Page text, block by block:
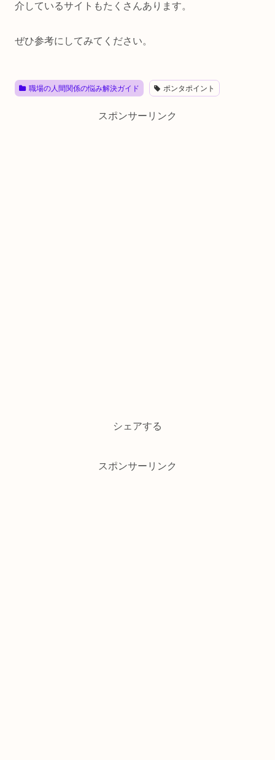
介しているサイトもたくさんあります。
ぜひ参考にしてみてください。
職場の人間関係の悩み解決ガイド ポンタポイント
スポンサーリンク
シェアする
スポンサーリンク